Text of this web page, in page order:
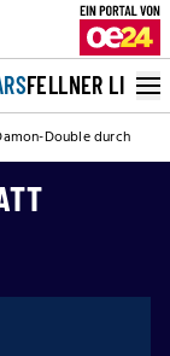
FELLNER LIVE
Double durch